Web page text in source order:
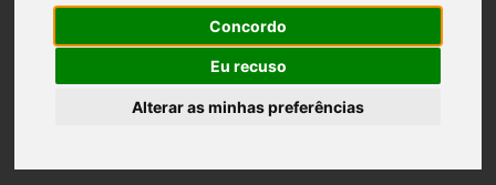
Concordo
Eu recuso
Alterar as minhas preferências